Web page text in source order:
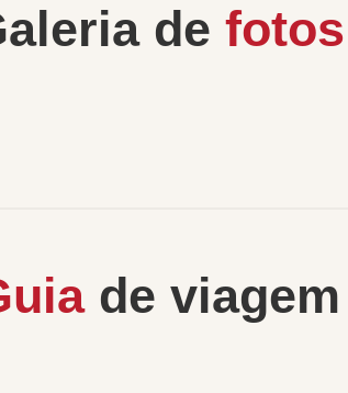
de fotos
de viagem